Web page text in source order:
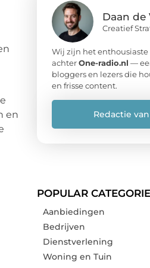
en
Daan de
Creatief
Wij zijn het
achterOne-radio.nl —
bloggers en lezers die
en frisse content.
Redactie
POPULAR
Aanbiedingen
Bedrijven
Dienstverlening
Woning en Tuin